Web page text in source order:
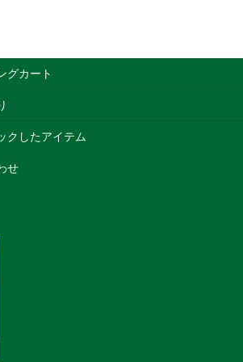
グカート
クしたアイテム
せ